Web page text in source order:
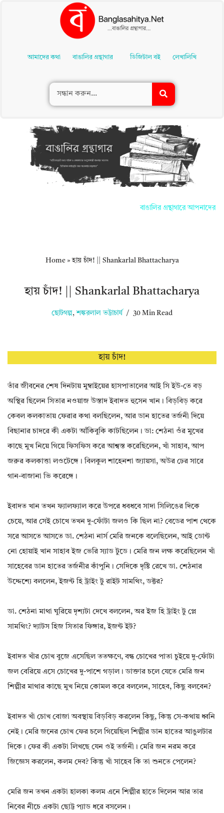
Contentআমাদের কথা বাঙালির গ্রন্থাগার ডিজিটাল বই লেখালিখি
বাঙালির গ্রন্থাগারে আপনাদের সকলকে
Home»হায় চাঁদ! || Shankarlal Bhattacharya
হায় চাঁদ! || Shankarlal Bhattacharya
ছোটগল্প , শঙ্করলাল ভট্টাচার্য 30 Min Read
হায় চাঁদ!
তাঁর জীবনের শেষ দিনটায় মুম্বাইয়ের হাসপাতালের আই সি ইউ-তে বড়
অস্থির ছিলেন সিতার নওয়াজ উস্তাদ ইবাদত হুসেন খান। বিড়বিড় করে
কেবল কলকাতায় ফেরার কথা বলছিলেন, আর ডান হাতের তর্জনী দিয়ে
বিছানার চাদরে কী একটা আঁকিবুকি কাটছিলেন। ডা: শেঠনা ওঁর মুখের
কাছে মুখ নিয়ে গিয়ে ফিসফিস করে আশ্বস্ত করেছিলেন, খাঁ সাহাব, আপ
জরুর কলকাত্তা লওটেঙ্গে। বিলকুল শাহেনশা জ্যায়সা, অউর ঢের সারে
গান-বাজানা ভি করেঙ্গে।
ইবাদত খান তখন ফ্যালফ্যাল করে উপরে ধবধবে সাদা সিলিঙের দিকে
চেয়ে, আর সেই চোখে তখন দু-ফোঁটা জলও কি ছিল না? বেডের পাশ থেকে
সরে আসতে আসতে ডা. শেঠনা নার্স মেরি জনকে বলেছিলেন, আই ডোন্ট
নো হোয়াই খান সাহাব ইজ ভেরি স্যাড টুডে। মেরি জন লক্ষ করেছিলেন খাঁ
সাহেবের ডান হাতের তর্জনীর কাঁপুনি। সেদিকে দৃষ্টি রেখে ডা. শেঠনার
উদ্দেশ্যে বললেন, ইজন্ট হি ট্রাইং টু রাইট সামথিং, ডক্টর?
ডা. শেঠনা মাথা ঘুরিয়ে দৃশ্যটা দেখে বললেন, অর ইজ হি ট্রাইং টু প্লে
সামথিং? দ্যাটস হিজ সিতার ফিঙ্গার, ইজন্ট ইট?
ইবাদত খাঁর চোখ বুজে এসেছিল ততক্ষণে, বন্ধ চোখের পাতা চুইয়ে দু-ফোঁটা
জল বেরিয়ে এসে চোখের দু-পাশে গড়াল। ডাক্তার চলে যেতে মেরি জন
শিল্পীর মাথার কাছে মুখ নিয়ে কোমল করে বললেন, সাহেব, কিছু বলবেন?
ইবাদত খাঁ চোখ বোজা অবস্থায় বিড়বিড় করলেন কিছু, কিন্তু সে-কথায় ধ্বনি
নেই। মেরি জনের চোখ ফের চলে গিয়েছিল শিল্পীর ডান হাতের আঙুলটার
দিকে। ফের কী একটা লিখছে যেন ওই তর্জনী। মেরি জন নরম করে
জিজ্ঞেস করলেন, কলম দেব? কিন্তু খাঁ সাহেব কি তা শুনতে পেলেন?
মেরি জন তখন একটা হালকা কলম এনে শিল্পীর হাতে দিলেন আর তার
নিবের নীচে একটা ছোট্ট প্যাড ধরে বসলেন।